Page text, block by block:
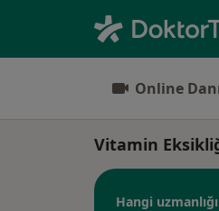
Online
Vitamin
Hangi